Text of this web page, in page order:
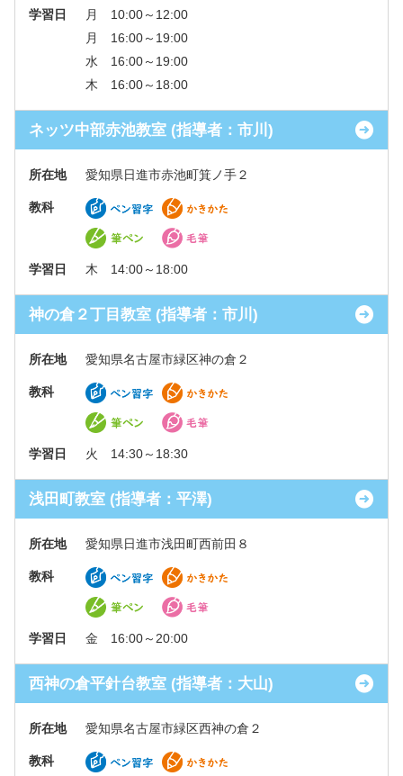
学習日
月 10:00～12:00
月 16:00～19:00
水 16:00～19:00
木 16:00～18:00
ネッツ中部赤池教室 (指導者：市川)
所在地 愛知県日進市赤池町箕ノ手２
教科
学習日 木 14:00～18:00
神の倉２丁目教室 (指導者：市川)
所在地 愛知県名古屋市緑区神の倉２
教科
学習日 火 14:30～18:30
浅田町教室 (指導者：平澤)
所在地 愛知県日進市浅田町西前田８
教科
学習日 金 16:00～20:00
西神の倉平針台教室 (指導者：大山)
所在地 愛知県名古屋市緑区西神の倉２
教科